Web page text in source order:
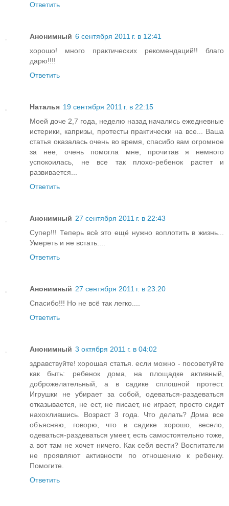
Ответить
Анонимный 6 сентября 2011 г. в 12:41
хорошо! много практических рекомендаций!! благо
дарю!!!!
Ответить
Наталья 19 сентября 2011 г. в 22:15
Моей доче 2,7 года, неделю назад начались ежедневные
истерики, капризы, протесты практически на все... Ваша
статья оказалась очень во время, спасибо вам огромное
за нее, очень помогла мне, прочитав я немного
успокоилась, не все так плохо-ребенок растет и
развивается...
Ответить
Анонимный 27 сентября 2011 г. в 22:43
Супер!!! Теперь всё это ещё нужно воплотить в жизнь...
Умереть и не встать....
Ответить
Анонимный 27 сентября 2011 г. в 23:20
Спасибо!!! Но не всё так легко....
Ответить
Анонимный 3 октября 2011 г. в 04:02
здравствуйте! хорошая статья. если можно - посоветуйте
как быть: ребенок дома, на площадке активный,
доброжелательный, а в садике сплошной протест.
Игрушки не убирает за собой, одеваться-раздеваться
отказывается, не ест, не писает, не играет, просто сидит
нахохлившись. Возраст 3 года. Что делать? Дома все
объясняю, говорю, что в садике хорошо, весело,
одеваться-раздеваться умеет, есть самостоятельно тоже,
а вот там не хочет ничего. Как себя вести? Воспитатели
не проявляют активности по отношению к ребенку.
Помогите.
Ответить